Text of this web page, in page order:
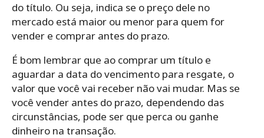
do título. Ou seja, indica se o preço dele no
mercado está maior ou menor para quem for
vender e comprar antes do prazo.
É bom lembrar que ao comprar um título e
aguardar a data do vencimento para resgate, o
valor que você vai receber não vai mudar. Mas se
você vender antes do prazo, dependendo das
circunstâncias, pode ser que perca ou ganhe
dinheiro na transação.